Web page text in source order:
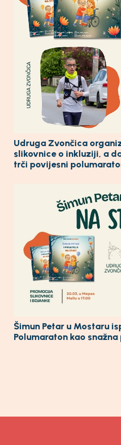
Udruga Zvončica
slikovnice o inkluziji, a
trči povijesni
Šimun Petar u Mostaru
Polumaraton kao